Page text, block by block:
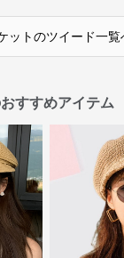
ットのツイード一覧
すすめアイテム